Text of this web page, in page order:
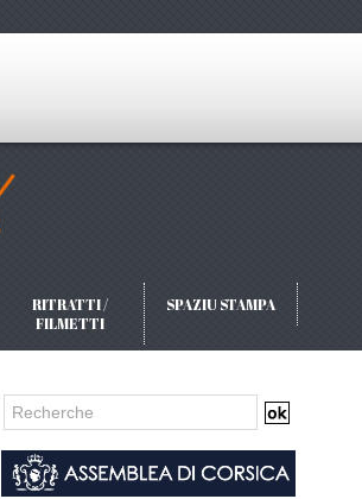
RITRATTI /
FILMETTI
SPAZIU STAMPA